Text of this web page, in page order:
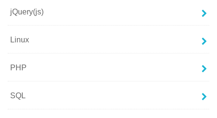
jQuery(js)
Linux
PHP
SQL